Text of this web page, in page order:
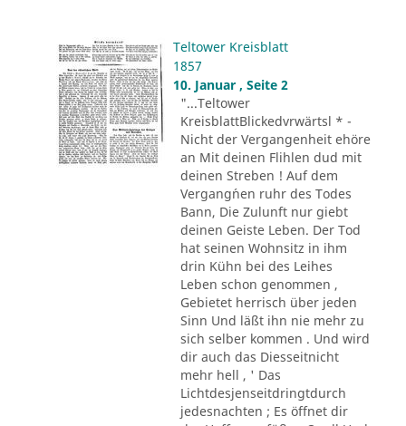
Teltower Kreisblatt
1857
10. Januar , Seite 2
"...Teltower
KreisblattBlickedvrwärtsl * -
Nicht der Vergangenheit ehöre
an Mit deinen Flihlen dud mit
deinen Streben ! Auf dem
Vergang´nen ruhr des Todes
Bann, Die Zulunft nur giebt
deinen Geiste Leben. Der Tod
hat seinen Wohnsitz in ihm
drin Kühn bei des Leihes
Leben schon genommen ,
Gebietet herrisch über jeden
Sinn Und läßt ihn nie mehr zu
sich selber kommen . Und wird
dir auch das Diesseitnicht
mehr hell , ' Das
Lichtdesjenseitdringtdurch
jedesnachten ; Es öffnet dir